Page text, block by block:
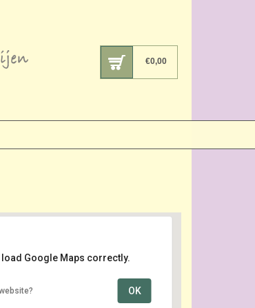
€0,00
van “Bakker Boer”
load Google Maps correctly.
OK